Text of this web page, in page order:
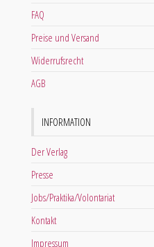
FAQ
Preise und Versand
Widerrufsrecht
AGB
INFORMATION
Der Verlag
Presse
Jobs/Praktika/Volontariat
Kontakt
Impressum